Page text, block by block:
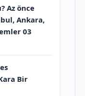
Az önce
Ankara,
03
Bir